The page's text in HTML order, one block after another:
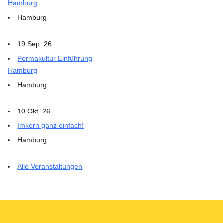
Hamburg
Hamburg
19 Sep. 26
Permakultur Einführung
Hamburg
Hamburg
10 Okt. 26
Imkern ganz einfach!
Hamburg
Alle Veranstaltungen